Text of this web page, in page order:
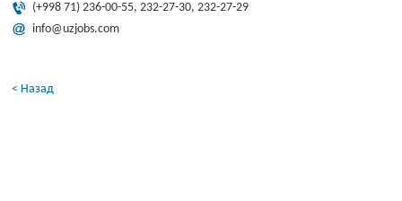
(+998 71) 236-00-55, 232-27-30, 232-27-29
info@uzjobs.com
< Назад